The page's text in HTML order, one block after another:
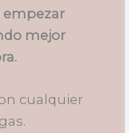
mejor
cualquier